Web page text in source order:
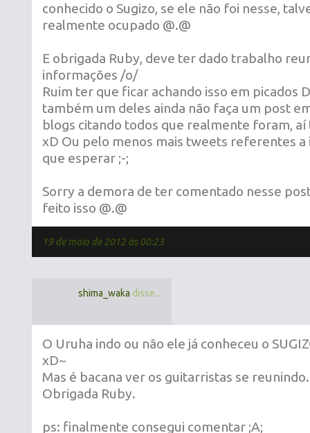
conhecido o Sugizo, se ele não foi nesse,
realmente ocupado @.@
E obrigada Ruby, deve ter dado trabalho
informações /o/
Ruim ter que ficar achando isso em picados
também um deles ainda não faça um post
blogs citando todos que realmente foram,
xD Ou pelo menos mais tweets referentes
que esperar ;-;
Sorry a demora de ter comentado nesse
feito isso @.@
19 de maio de 2012 às 00:23
shima_waka disse...
O Uruha indo ou não ele já conheceu o
xD~
Mas é bacana ver os guitarristas se reunindo.
Obrigada Ruby.
ps: finalmente consegui comentar ;A;